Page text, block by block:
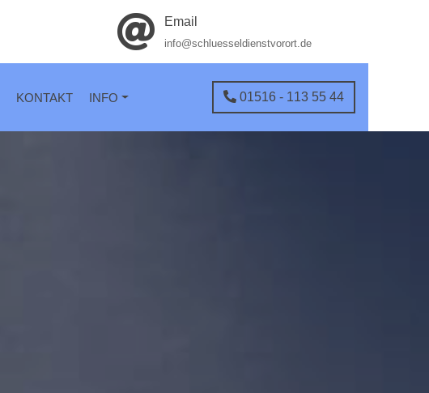
Email
info@schluesseldienstvorort.de
KONTAKT INFO 01516 - 113 55 44